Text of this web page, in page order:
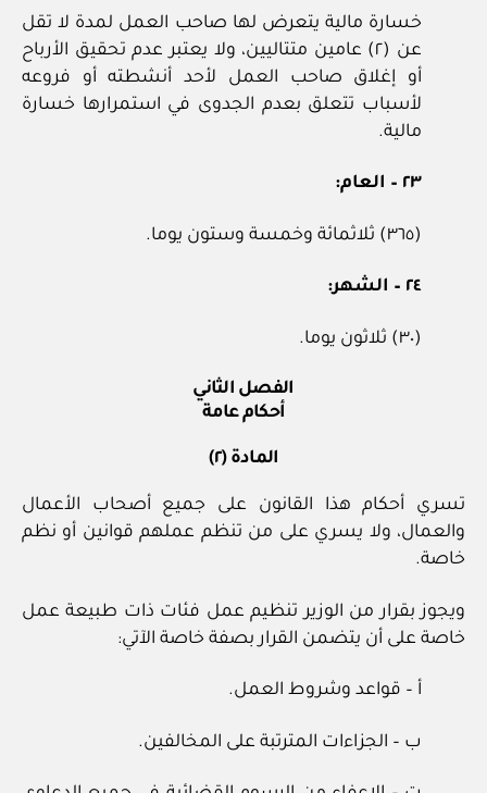
خسارة مالية يتعرض لها صاحب العمل لمدة لا تقل
عن (٢) عامين متتاليين، ولا يعتبر عدم تحقيق الأرباح
أو إغلاق صاحب العمل لأحد أنشطته أو فروعه
لأسباب تتعلق بعدم الجدوى في استمرارها خسارة
مالية.
٢٣ – العام:
(٣٦٥) ثلاثمائة وخمسة وستون يوما.
٢٤ – الشهر:
(٣٠) ثلاثون يوما.
الفصل الثاني
أحكام عامة
المادة (٢)
تسري أحكام هذا القانون على جميع أصحاب الأعمال
والعمال، ولا يسري على من تنظم عملهم قوانين أو نظم
خاصة.
ويجوز بقرار من الوزير تنظيم عمل فئات ذات طبيعة عمل
خاصة على أن يتضمن القرار بصفة خاصة الآتي:
أ‌ – قواعد وشروط العمل.
ب‌ – الجزاءات المترتبة على المخالفين.